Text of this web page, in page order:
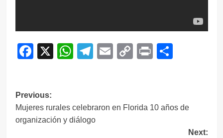
Facebook
X WhatsApp
Telegram
EmailCopy
Print
Navegación
de
entradas
Previous:
Mujeres rurales celebraron en Florida 10 años de
organización y diálogo
Next: